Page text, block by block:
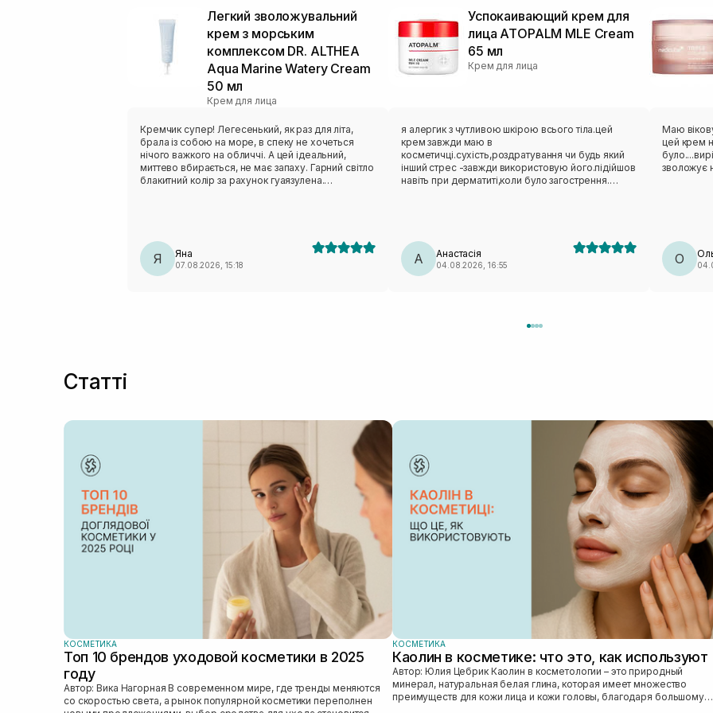
Легкий зволожувальний
крем з морським
комплексом DR. ALTHEA
Aqua Marine Watery Cream
50 мл
Крем для лица
Кремчик супер! Легесенький, як раз для літа,
брала із собою на море, в спеку не хочеться
нічого важкого на обличчі. А цей ідеальний,
миттево вбирається, не має запаху. Гарний світло
блакитний колір за рахунок гуаязулена.
Я Яна
07.08.2026, 15:18
Успокаивающий крем для
лица ATOPALM MLE Cream
65 мл
Крем для лица
я алергик з чутливою шкірою всього тіла.цей
крем завжди маю в
косметичці.сухість,роздратування чи будь який
інший стрес -завжди використовую його.підійшов
навіть при дерматиті,коли було загострення.
А Анастасія
04.08.2026, 16:55
Маю
цей крем
зволожує
О
Статті
КОСМЕТИКА
Топ 10 брендов уходовой косметики в 2025
году
Автор: Вика Нагорная В современном мире, где тренды меняются
со скоростью света, а рынок популярной косметики переполнен
КОСМЕТИКА
Каолин в косметике: что это, как используют
Автор: Юлия Цебрик Каолин в косметологии – это природный
минерал, натуральная белая глина, которая имеет множество
преимуществ для кожи лица и кожи головы, благодаря большому